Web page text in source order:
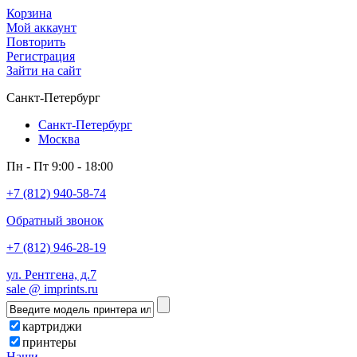
Корзина
Мой аккаунт
Повторить
Регистрация
Зайти на сайт
Санкт-Петербург
Санкт-Петербург
Москва
Пн - Пт 9:00 - 18:00
+7 (812) 940-58-74
Обратный звонок
+7 (812) 946-28-19
ул. Рентгена, д.7
sale @ imprints.ru
картриджи
принтеры